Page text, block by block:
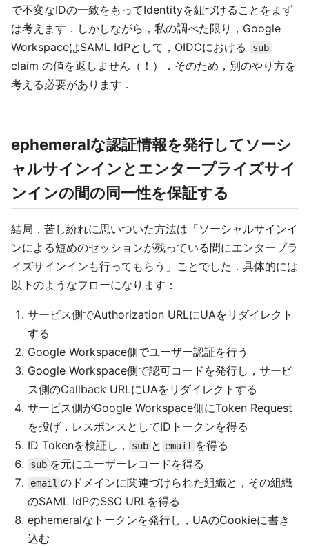
で不変なIDの一致をもってIdentityを紐づけることをまず
は考えます．しかしながら，私の調べた限り，Google
WorkspaceはSAML IdPとして，OIDCにおける
sub
claim の値を返しません（！）．そのため，別のやり方を
考える必要があります．
ephemeralな認証情報を発行してソーシ
ャルサインインとエンタープライズサイ
ンインの間の同一性を保証する
結局，苦し紛れに思いついた方法は「ソーシャルサインイ
ンによる短めのセッションが残っている間にエンタープラ
イズサインインも行ってもらう」ことでした．具体的には
以下のようなフローになります：
サービス側でAuthorization URLにUAをリダイレクト
する
Google Workspace側でユーザー認証を行う
Google Workspace側で認可コードを発行し，サービ
ス側のCallback URLにUAをリダイレクトする
サービス側がGoogle Workspace側にToken Request
を投げ，レスポンスとしてIDトークンを得る
ID Tokenを検証し，
sub と email を得る
sub を元にユーザーレコードを得る
email のドメインに関連づけられた組織と，その組織
のSAML IdPのSSO URLを得る
ephemeralなトークンを発行し，UAのCookieに書き
込む